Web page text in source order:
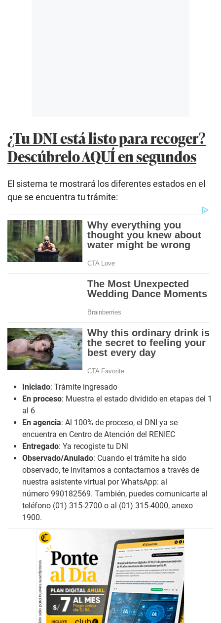
¿Tu DNI está listo para recoger?
Descúbrelo AQUÍ en segundos
El sistema te mostrará los diferentes estados en el
que se encuentra tu trámite:
Iniciado: Trámite ingresado
En proceso: Muestra el estado dividido en etapas del 1
al 6
En agencia: Al 100% de proceso, el DNI ya se
encuentra en Centro de Atención del RENIEC
Entregado: Ya recogiste tu DNI
Observado/Anulado: Cuando el trámite ha sido
observado, te invitamos a contactarnos a través de
nuestra asistente virtual por WhatsApp: al
número 990182569. También, puedes comunicarte al
teléfono (01) 315-2700 o al (01) 315-4000, anexo
1900.